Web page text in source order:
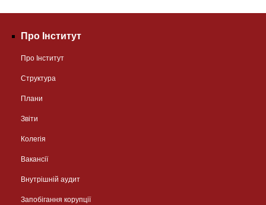
Про Інститут
Про Інститут
Структура
Плани
Звіти
Колегія
Вакансії
Внутрішній аудит
Запобігання корупції